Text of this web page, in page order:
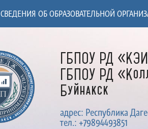
ГБПОУ РД
ГБПОУ РД
Буйнакск
адрес: Республика
тел.: +79894493851
СВЕДЕНИЯ ОБ ОБРАЗОВАТЕЛЬНОЙ